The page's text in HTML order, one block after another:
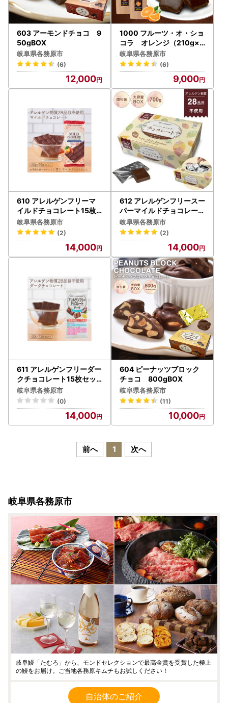
603 アーモンドチョコ 9
50gBOX
岐阜県各務原市
(6)
12,000
1000 フルーツ・オ・ショ
コラ オレンジ（210g×2
袋）
岐阜県各務原市
(6)
9,000
610 アレルゲンフリーマ
イルドチョコレート15枚
セット
岐阜県各務原市
(2)
14,000
612 アレルゲンフリースー
パーマイルドチョコレート
ＢＯＸ
岐阜県各務原市
(2)
14,000
611 アレルゲンフリーダー
クチョコレート15枚セッ
ト
岐阜県各務原市
(0)
14,000
604 ピーナッツブロック
チョコ 800gBOX
岐阜県各務原市
(11)
10,000
前へ 1 次へ
岐阜県各務原市
岐阜鰻「たむろ」から、モンドセレクションで最高金賞を受賞した極上
の鰻をお届け。ご当地各務原キムチもお試しください！
自治体のご紹介